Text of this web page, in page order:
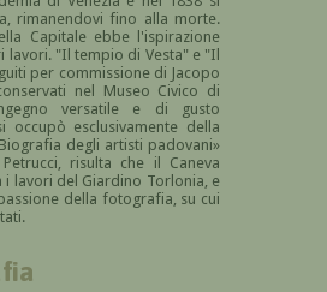
rimanendovi fino alla morte.
Capitale ebbe l'ispirazione
lavori. "Il tempio di Vesta" e "Il
per commissione di Jacopo
nel Museo Civico di
versatile e di gusto
occupò esclusivamente della
degli artisti padovani»
risulta che il Caneva
i lavori del Giardino Torlonia, e
della fotografia, su cui